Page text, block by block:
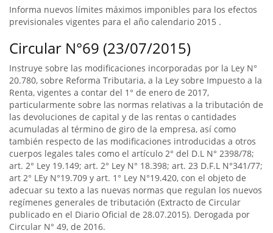
Informa nuevos límites máximos imponibles para los efectos
previsionales vigentes para el año calendario 2015 .
Circular N°69 (23/07/2015)
Instruye sobre las modificaciones incorporadas por la Ley N°
20.780, sobre Reforma Tributaria, a la Ley sobre Impuesto a la
Renta, vigentes a contar del 1° de enero de 2017,
particularmente sobre las normas relativas a la tributación de
las devoluciones de capital y de las rentas o cantidades
acumuladas al término de giro de la empresa, así como
también respecto de las modificaciones introducidas a otros
cuerpos legales tales como el artículo 2° del D.L N° 2398/78;
art. 2° Ley 19.149; art. 2° Ley N° 18.398; art. 23 D.F.L N°341/77;
art 2° LEy N°19.709 y art. 1° Ley N°19.420, con el objeto de
adecuar su texto a las nuevas normas que regulan los nuevos
regímenes generales de tributación (Extracto de Circular
publicado en el Diario Oficial de 28.07.2015). Derogada por
Circular N° 49, de 2016.